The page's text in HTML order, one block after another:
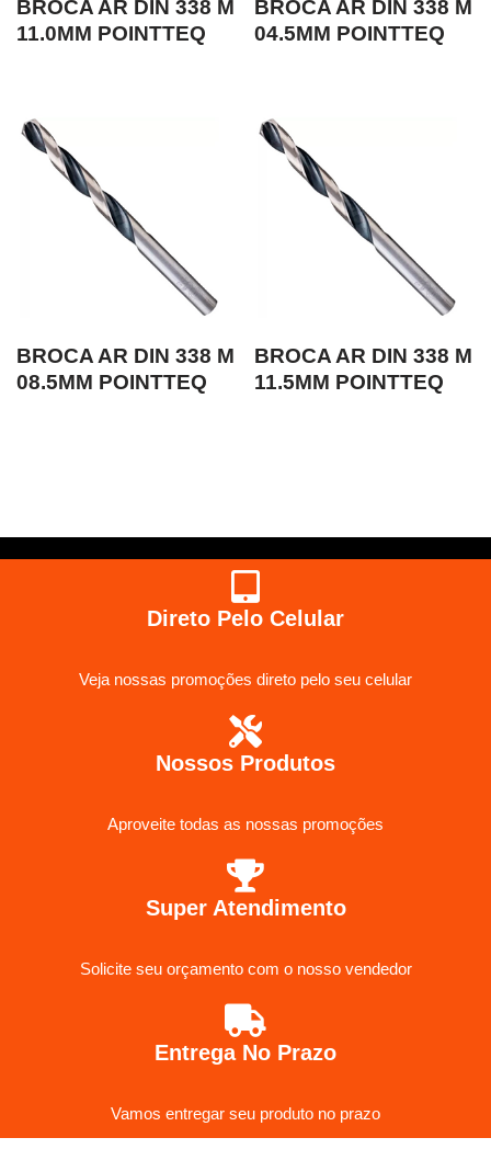
BROCA AR DIN 338 M
11.0MM POINTTEQ
BROCA AR DIN 338 M
04.5MM POINTTEQ
BROCA AR DIN 338 M
08.5MM POINTTEQ
BROCA AR DIN 338 M
11.5MM POINTTEQ
Direto Pelo Celular
Veja nossas promoções direto pelo seu celular
Nossos Produtos
Aproveite todas as nossas promoções
Super Atendimento
Solicite seu orçamento com o nosso vendedor
Entrega No Prazo
Vamos entregar seu produto no prazo